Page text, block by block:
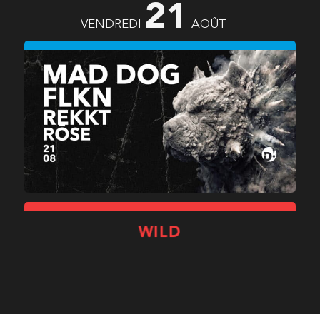
VENDREDI 21 AOÛT
PLAY HARD
WILD